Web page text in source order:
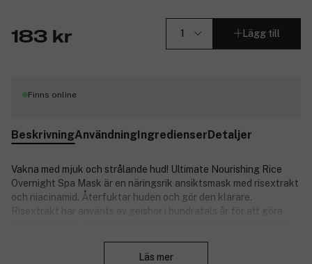
183 kr Lägg till
Finns online
BeskrivningAnvändningIngredienserDetaljer
Vakna med mjuk och strålande hud! Ultimate Nourishing Rice
Overnight Spa Mask är en näringsrik ansiktsmask med risextrakt
och niacinamid. Återfuktar huden och gör den klarare.
Risextrakt har använts av geishor i hundratals år för att göra
Spa Mask innehåller 68,9 procent risextrakt och niacinamid.
Läs mer